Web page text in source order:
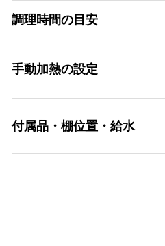
調理時間の目安
手動加熱の設定
付属品・棚位置・給水